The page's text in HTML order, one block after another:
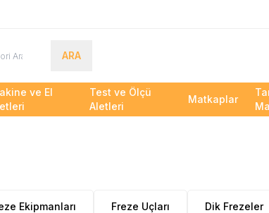
ARA
ve El
Test ve Ölçü
Aletleri
Matkaplar
Ekipmanları Freze Uçları Dik Frezeler